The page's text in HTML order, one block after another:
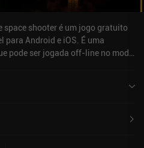
space shooter é um jogo gratuito
para Android e iOS. É uma
pode ser jogada off-line no modo
Store.